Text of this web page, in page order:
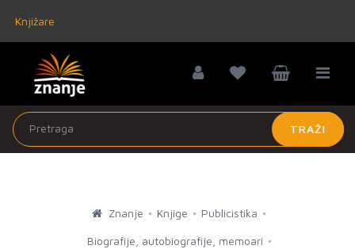
Knjižare
TRAŽI
Znanje Knjige Publicistika
Biografije, autobiografije, memoari